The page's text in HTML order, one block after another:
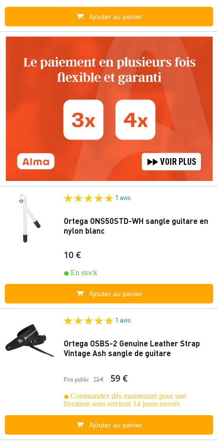
Ajouter au panier
1 avis
Ortega ONS50STD-WH sangle guitare en
nylon blanc
10 €
En stock
Ajouter au panier
1 avis
Ortega OSBS-2 Genuine Leather Strap
Vintage Ash sangle de guitare
Prix public 75 € 59 €
Commandez dès maintenant pour une
livraison sous environ 14 jours ouvrés
Ajouter au panier